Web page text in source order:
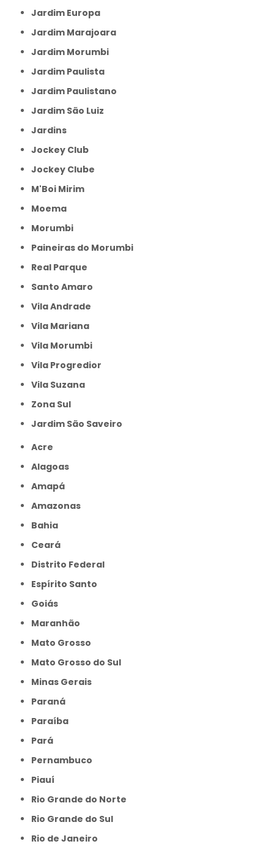
Jardim Europa
Jardim Marajoara
Jardim Morumbi
Jardim Paulista
Jardim Paulistano
Jardim São Luiz
Jardins
Jockey Club
Jockey Clube
M'Boi Mirim
Moema
Morumbi
Paineiras do Morumbi
Real Parque
Santo Amaro
Vila Andrade
Vila Mariana
Vila Morumbi
Vila Progredior
Vila Suzana
Zona Sul
jardim São Saveiro
Acre
Alagoas
Amapá
Amazonas
Bahia
Ceará
Distrito Federal
Espírito Santo
Goiás
Maranhão
Mato Grosso
Mato Grosso do Sul
Minas Gerais
Paraná
Paraíba
Pará
Pernambuco
Piauí
Rio Grande do Norte
Rio Grande do Sul
Rio de Janeiro